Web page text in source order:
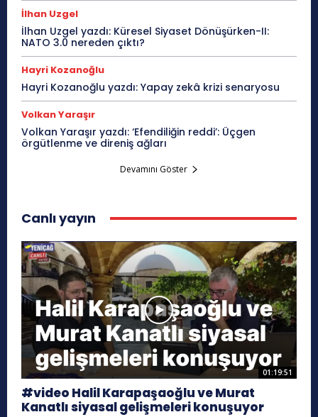
İlhan Uzgel
İlhan Uzgel yazdı: Küresel Siyaset Dönüşürken-II:
NATO 3.0 nereden çıktı?
Hayri Kozanoğlu
Hayri Kozanoğlu yazdı: Yapay zekâ krizi senaryosu
Volkan Yaraşır
Volkan Yaraşır yazdı: ‘Efendiliğin reddi’: Üçgen
örgütlenme ve direniş ağları
Devamını Göster
Canlı yayın
01:19:51
#video Halil Karapaşaoğlu ve Murat
Kanatlı siyasal gelişmeleri konuşuyor